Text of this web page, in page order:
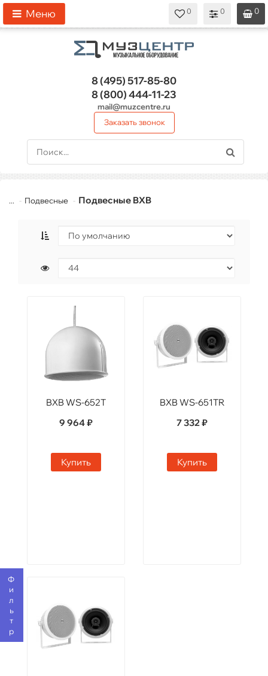
0
0
0
Меню
8 (495)517-85-80
8 (800)444-11-23
mail@muzcentre.ru
Заказать звонок
... Подвесные Подвесные BXB
Фильтр
BXB WS-652T
9 964 ₽
Купить
BXB WS-651TR
7 332 ₽
Купить